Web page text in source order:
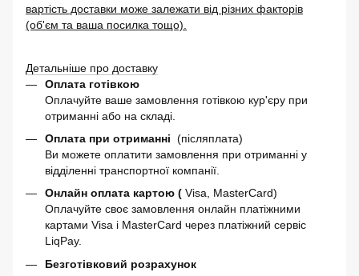
вартість доставки може залежати від різних факторів
(об'єм та ваша посилка тощо).
Детальніше про доставку
Оплата готівкою
Оплачуйте ваше замовлення готівкою кур'єру при
отриманні або на складі.
Оплата при отриманні (післяплата)
Ви можете оплатити замовлення при отриманні у
відділенні транспортної компанії.
Онлайн оплата картою ( Visa, MasterCard)
Оплачуйте своє замовлення онлайн платіжними
картами Visa і MasterCard через платіжний сервіс
LiqPay.
Безготівковий розрахунок